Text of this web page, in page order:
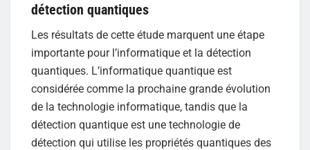
détection quantiques
Les résultats de cette étude marquent une étape
importante pour l’informatique et la détection
quantiques. L’informatique quantique est
considérée comme la prochaine grande évolution
de la technologie informatique, tandis que la
détection quantique est une technologie de
détection qui utilise les propriétés quantiques des